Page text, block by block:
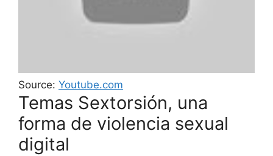
Source: Youtube.com
Temas Sextorsión, una
forma de violencia sexual
digital